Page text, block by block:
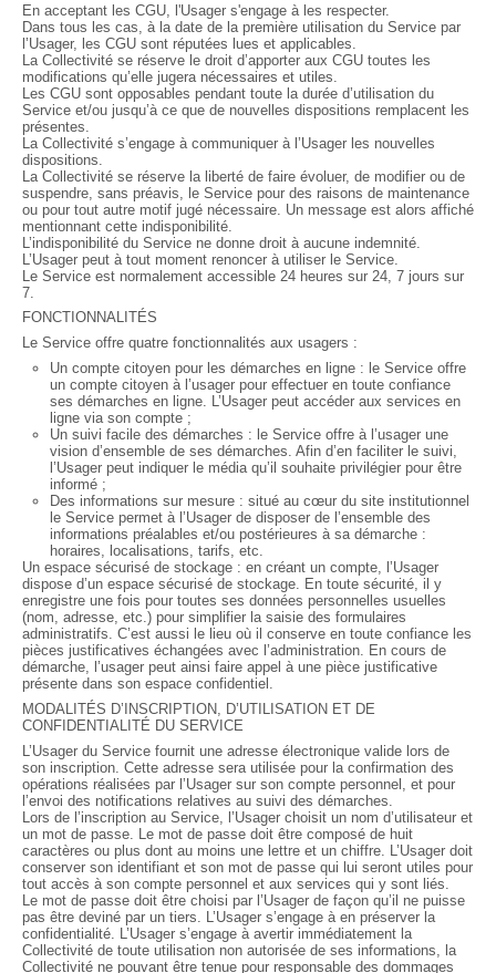
En acceptant les CGU, l'Usager s'engage à les respecter.
Dans tous les cas, à la date de la première utilisation du Service par
l’Usager, les CGU sont réputées lues et applicables.
La Collectivité se réserve le droit d’apporter aux CGU toutes les
modifications qu’elle jugera nécessaires et utiles.
Les CGU sont opposables pendant toute la durée d’utilisation du
Service et/ou jusqu’à ce que de nouvelles dispositions remplacent les
présentes.
La Collectivité s’engage à communiquer à l’Usager les nouvelles
dispositions.
La Collectivité se réserve la liberté de faire évoluer, de modifier ou de
suspendre, sans préavis, le Service pour des raisons de maintenance
ou pour tout autre motif jugé nécessaire. Un message est alors affiché
mentionnant cette indisponibilité.
L’indisponibilité du Service ne donne droit à aucune indemnité.
L’Usager peut à tout moment renoncer à utiliser le Service.
Le Service est normalement accessible 24 heures sur 24, 7 jours sur
7.
FONCTIONNALITÉS
Le Service offre quatre fonctionnalités aux usagers :
Un compte citoyen pour les démarches en ligne : le Service offre
un compte citoyen à l’usager pour effectuer en toute confiance
ses démarches en ligne. L’Usager peut accéder aux services en
ligne via son compte ;
Un suivi facile des démarches : le Service offre à l’usager une
vision d’ensemble de ses démarches. Afin d’en faciliter le suivi,
l’Usager peut indiquer le média qu’il souhaite privilégier pour être
informé ;
Des informations sur mesure : situé au cœur du site institutionnel
le Service permet à l’Usager de disposer de l’ensemble des
informations préalables et/ou postérieures à sa démarche :
horaires, localisations, tarifs, etc.
Un espace sécurisé de stockage : en créant un compte, l’Usager
dispose d’un espace sécurisé de stockage. En toute sécurité, il y
enregistre une fois pour toutes ses données personnelles usuelles
(nom, adresse, etc.) pour simplifier la saisie des formulaires
administratifs. C’est aussi le lieu où il conserve en toute confiance les
pièces justificatives échangées avec l’administration. En cours de
démarche, l’usager peut ainsi faire appel à une pièce justificative
présente dans son espace confidentiel.
MODALITÉS D’INSCRIPTION, D’UTILISATION ET DE
CONFIDENTIALITÉ DU SERVICE
L’Usager du Service fournit une adresse électronique valide lors de
son inscription. Cette adresse sera utilisée pour la confirmation des
opérations réalisées par l’Usager sur son compte personnel, et pour
l’envoi des notifications relatives au suivi des démarches.
Lors de l’inscription au Service, l’Usager choisit un nom d’utilisateur et
un mot de passe. Le mot de passe doit être composé de huit
caractères ou plus dont au moins une lettre et un chiffre. L’Usager doit
conserver son identifiant et son mot de passe qui lui seront utiles pour
tout accès à son compte personnel et aux services qui y sont liés.
Le mot de passe doit être choisi par l’Usager de façon qu’il ne puisse
pas être deviné par un tiers. L’Usager s’engage à en préserver la
confidentialité. L’Usager s’engage à avertir immédiatement la
Collectivité de toute utilisation non autorisée de ses informations, la
Collectivité ne pouvant être tenue pour responsable des dommages